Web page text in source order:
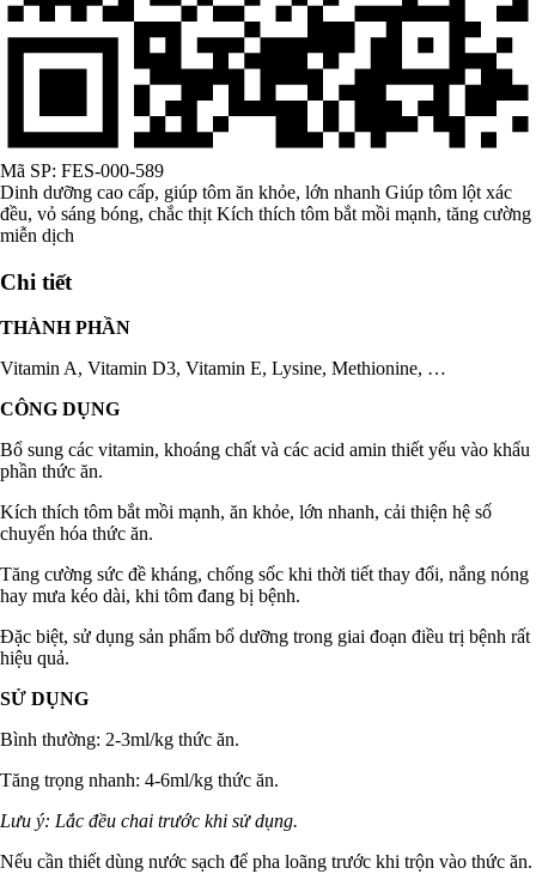
Mã SP: FES-000-589
Dinh dưỡng cao cấp, giúp tôm ăn khỏe, lớn nhanh Giúp tôm lột xác
đều, vỏ sáng bóng, chắc thịt Kích thích tôm bắt mồi mạnh, tăng cường
miễn dịch
Chi tiết
THÀNH PHẦN
Vitamin A, Vitamin D3, Vitamin E, Lysine, Methionine, …
CÔNG DỤNG
Bổ sung các vitamin, khoáng chất và các acid amin thiết yếu vào khẩu
phần thức ăn.
Kích thích tôm bắt mồi mạnh, ăn khỏe, lớn nhanh, cải thiện hệ số
chuyển hóa thức ăn.
Tăng cường sức đề kháng, chống sốc khi thời tiết thay đổi, nắng nóng
hay mưa kéo dài, khi tôm đang bị bệnh.
Đặc biệt, sử dụng sản phẩm bổ dưỡng trong giai đoạn điều trị bệnh rất
hiệu quả.
SỬ DỤNG
Bình thường: 2-3ml/kg thức ăn.
Tăng trọng nhanh: 4-6ml/kg thức ăn.
Lưu ý: Lắc đều chai trước khi sử dụng.
Nếu cần thiết dùng nước sạch để pha loãng trước khi trộn vào thức ăn.